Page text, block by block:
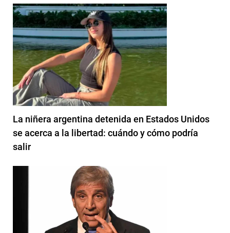
La niñera argentina detenida en Estados Unidos
se acerca a la libertad: cuándo y cómo podría
salir